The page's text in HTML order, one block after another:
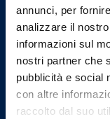
annunci, per
analizzare il
informazioni sul
nostri partner che
pubblicità e social
con altre
raccolto dal suo
Email PEC